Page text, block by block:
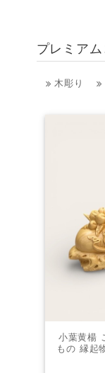
プレミア
木彫り
小葉黄楊
もの 縁起